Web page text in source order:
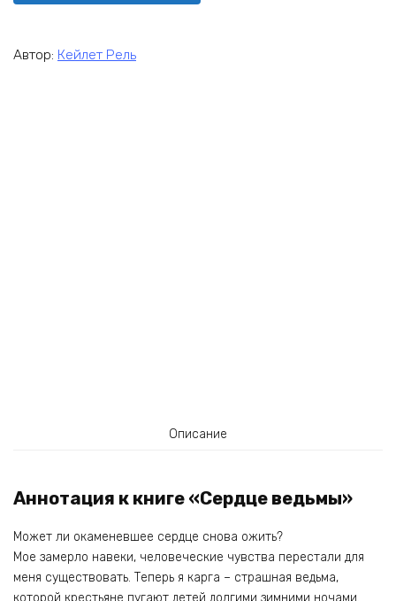
Автор: Кейлет Рель
Описание
Аннотация к книге «Сердце ведьмы»
Может ли окаменевшее сердце снова ожить?
Мое замерло навеки, человеческие чувства перестали для
меня существовать. Теперь я карга – страшная ведьма,